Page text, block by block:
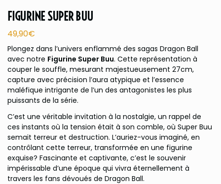
FIGURINE SUPER BUU
49,90€
Plongez dans l’univers enflammé des sagas Dragon Ball
avec notre Figurine Super Buu. Cette représentation à
couper le souffle, mesurant majestueusement 27cm,
capture avec précision l’aura atypique et l’essence
maléfique intrigante de l’un des antagonistes les plus
puissants de la série.
C’est une véritable invitation à la nostalgie, un rappel de
ces instants où la tension était à son comble, où Super Buu
semait terreur et destruction. L’auriez-vous imaginé, en
contrôlant cette terreur, transformée en une figurine
exquise? Fascinante et captivante, c’est le souvenir
impérissable d’une époque qui vivra éternellement à
travers les fans dévoués de Dragon Ball.